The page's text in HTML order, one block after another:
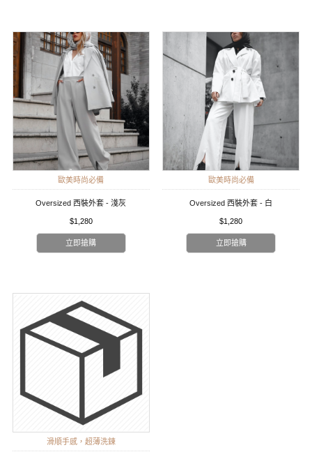
歐美時尚必備
Oversized 西裝外套 - 淺灰
$1,280
立即搶購
歐美時尚必備
Oversized 西裝外套 - 白
$1,280
立即搶購
滑順手感，超薄洗鍊